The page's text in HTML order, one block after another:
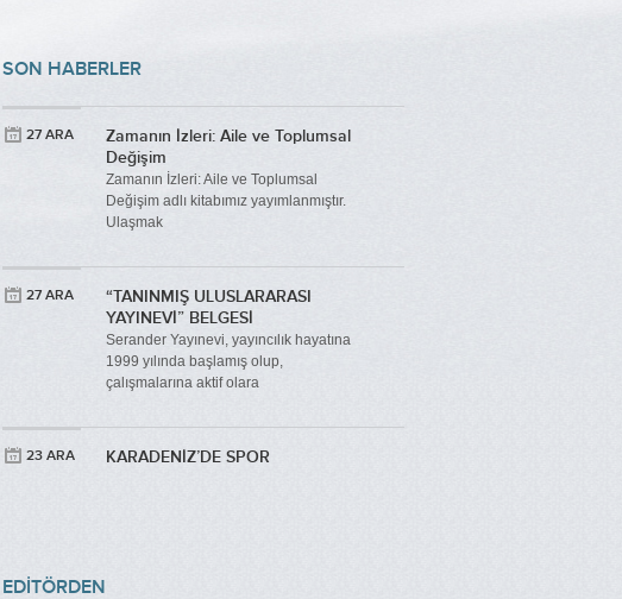
SON HABERLER
27 ARA
Zamanın İzleri: Aile ve Toplumsal
Değişim
Zamanın İzleri: Aile ve Toplumsal
Değişim adlı kitabımız yayımlanmıştır.
Ulaşmak
27 ARA
“TANINMIŞ ULUSLARARASI
YAYINEVİ” BELGESİ
Serander Yayınevi, yayıncılık hayatına
1999 yılında başlamış olup,
çalışmalarına aktif olara
23 ARA KARADENİZ’DE SPOR
EDİTÖRDEN